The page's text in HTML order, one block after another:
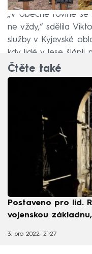
„V obecné rovině
ne vždy,“ sdělila
služby v Kyjevské
kdy lidé v lese šlápli
Čtěte také
Postaveno pro lid.
vojenskou
3. pro 2022, 21:27